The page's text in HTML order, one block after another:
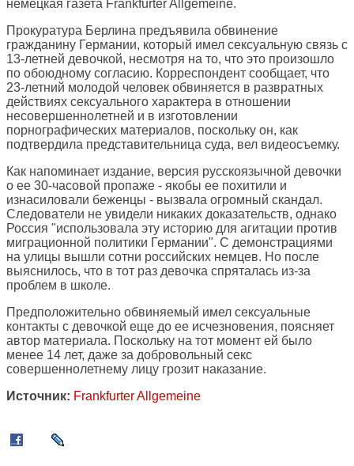
немецкая газета Frankfurter Allgemeine.
Прокуратура Берлина предъявила обвинение
гражданину Германии, который имел сексуальную связь с
13-летней девочкой, несмотря на то, что это произошло
по обоюдному согласию. Корреспондент сообщает, что
23-летний молодой человек обвиняется в развратных
действиях сексуального характера в отношении
несовершеннолетней и в изготовлении
порнографических материалов, поскольку он, как
подтвердила представительница суда, вел видеосъемку.
Как напоминает издание, версия русскоязычной девочки
о ее 30-часовой пропаже - якобы ее похитили и
изнасиловали беженцы - вызвала огромный скандал.
Следователи не увидели никаких доказательств, однако
Россия "использовала эту историю для агитации против
миграционной политики Германии". С демонстрациями
на улицы вышли сотни российских немцев. Но после
выяснилось, что в тот раз девочка спряталась из-за
проблем в школе.
Предположительно обвиняемый имел сексуальные
контакты с девочкой еще до ее исчезновения, поясняет
автор материала. Поскольку на тот момент ей было
менее 14 лет, даже за добровольный секс
совершеннолетнему лицу грозит наказание.
Источник: Frankfurter Allgemeine